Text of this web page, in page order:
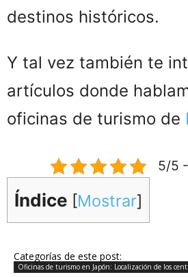
destinos históricos.
Y tal vez también te
artículos donde
oficinas de turismo de
5/5
Índice [Mostrar]
Categorías de este post:
Oficinas de turismo en Japón: Localización de los